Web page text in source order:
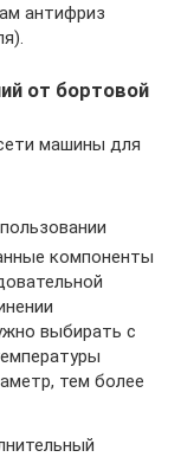
антифриз
от бортовой
машины для
компоненты
выбирать с
тем более